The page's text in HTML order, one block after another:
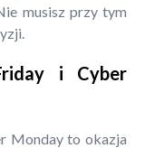
musisz przy tym
i Cyber
Monday to okazja